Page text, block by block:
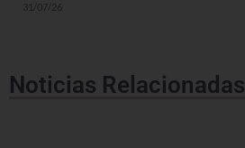
31/07/26
Noticias Relacionadas